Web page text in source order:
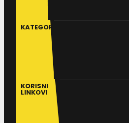
KATEGORIJE
KORISNI
LINKOVI